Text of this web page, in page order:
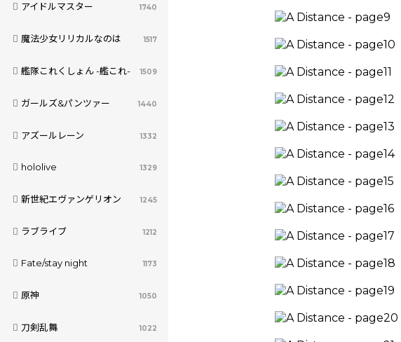
アイドルマスター 1740
魔法少女リリカルなのは 1517
艦隊これくしょん -艦これ- 1509
ガールズ&パンツァー 1440
アズールレーン 1332
hololive 1329
新世紀エヴァンゲリオン 1245
ラブライブ 1212
Fate/stay night 1173
原神 1050
刀剣乱舞 1022